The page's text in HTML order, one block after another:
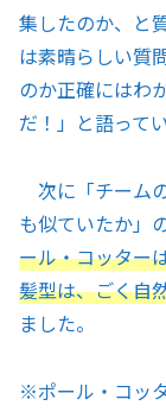
集したのか、と
は素晴らしい質
のか正確にはわ
だ！」と語ってい
次に「チーム
も似ていたか」
ール・コッター
髪型は、ごく自
ました。
※ポール・コッ